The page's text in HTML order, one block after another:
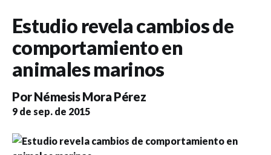
Estudio revela cambios de
comportamiento en
animales marinos
PorNémesis Mora Pérez
9 de sep. de 2015